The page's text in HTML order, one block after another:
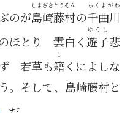
のが島崎
しまざき
藤村
とうそん
の千曲川
ちくまがわ
ほとり 雲白く 遊子
ゆうし
悲
若草も籍
し
くによしな
。そして、島崎藤村と